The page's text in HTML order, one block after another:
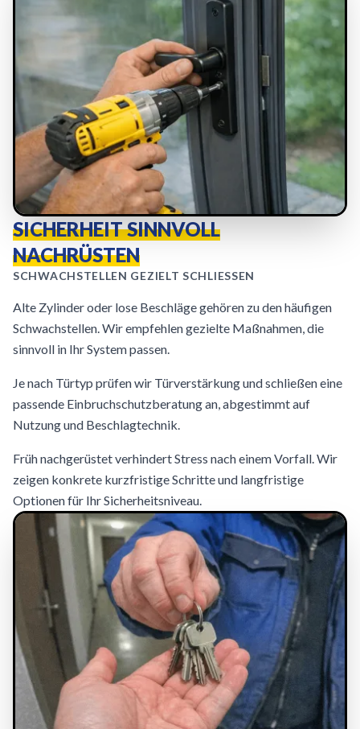
SICHERHEIT SINNVOLL
NACHRÜSTEN
SCHWACHSTELLEN GEZIELT SCHLIESSEN
Alte Zylinder oder lose Beschläge gehören zu den häufigen
Schwachstellen. Wir empfehlen gezielte Maßnahmen, die
sinnvoll in Ihr System passen.
Je nach Türtyp prüfen wir Türverstärkung und schließen eine
passende Einbruchschutzberatung an, abgestimmt auf
Nutzung und Beschlagtechnik.
Früh nachgerüstet verhindert Stress nach einem Vorfall. Wir
zeigen konkrete kurzfristige Schritte und langfristige
Optionen für Ihr Sicherheitsniveau.